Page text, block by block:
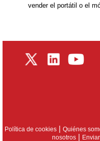
vender el portátil o el
Política de cookies| Quiénes
nosotros |